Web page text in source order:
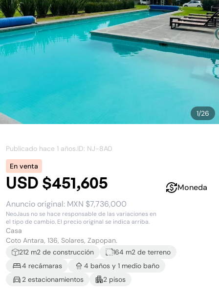
1/26
Publicado hace 1 años.ID: NJ-8A0
En venta
USD $451,605
Anuncio original: MXN $7,736,000
NeoJaus no se hace responsable de las variaciones en
el tipo de cambio. El precio original se indica arriba.
Moneda
Casa
Coto Antara, 136, Solares, Zapopan.
212 m2 de construcción 164 m2 de terreno
4 recámaras 4 baños y 1 medio baño
2 estacionamientos 2 pisos